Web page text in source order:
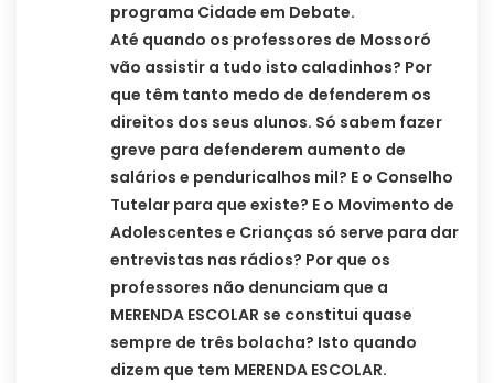
programa Cidade em Debate.
Até quando os professores de Mossoró
vão assistir a tudo isto caladinhos? Por
que têm tanto medo de defenderem os
direitos dos seus alunos. Só sabem fazer
greve para defenderem aumento de
salários e penduricalhos mil? E o Conselho
Tutelar para que existe? E o Movimento de
Adolescentes e Crianças só serve para dar
entrevistas nas rádios? Por que os
professores não denunciam que a
MERENDA ESCOLAR se constitui quase
sempre de três bolacha? Isto quando
dizem que tem MERENDA ESCOLAR.